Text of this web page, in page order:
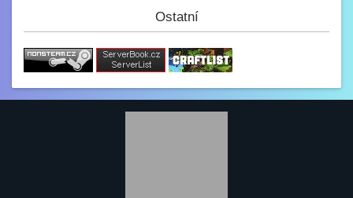
3.2. 2023, 12:34
Jak se dneska máme?
Ostatní